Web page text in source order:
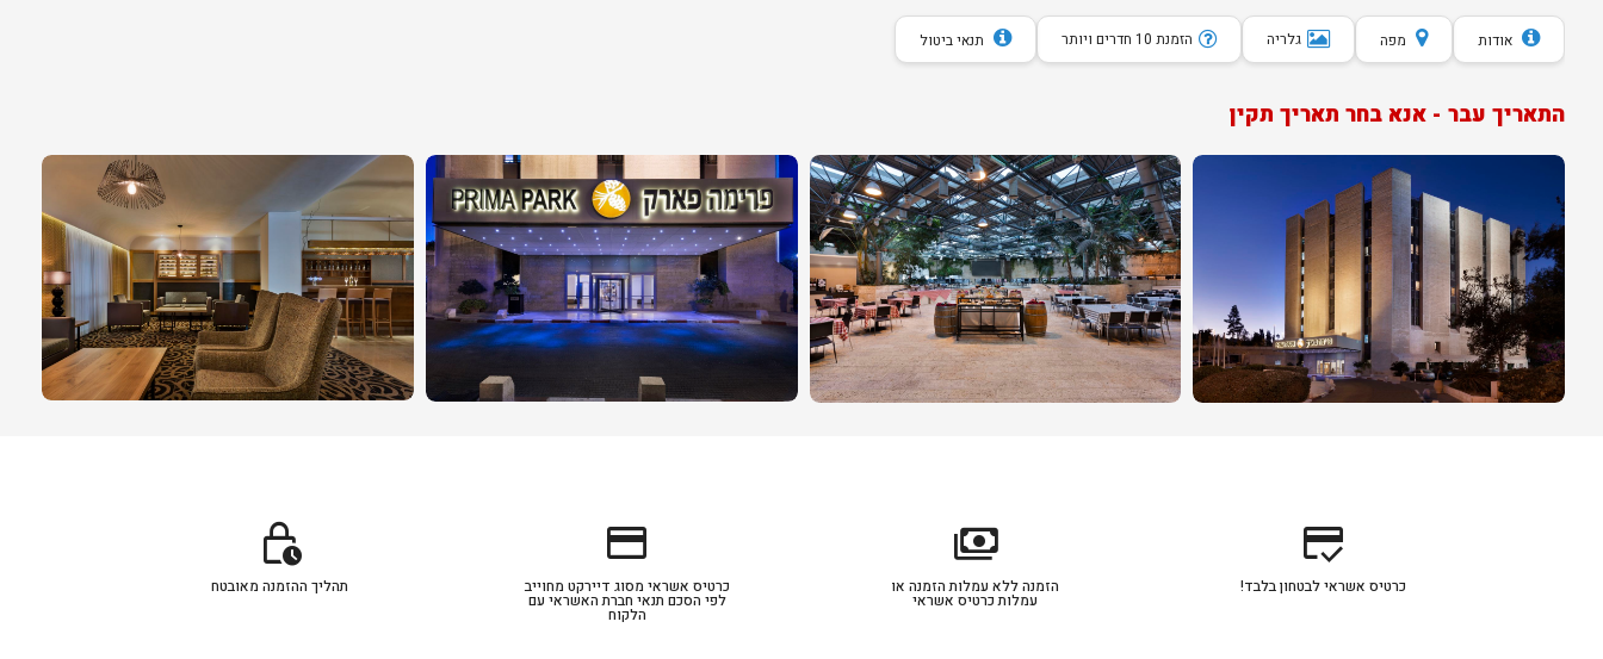
אודות מפה גלריה הזמנת 10 חדרים ויותר תנאי ביטול
התאריך עבר - אנא בחר תאריך תקין
credit_score
כרטיס אשראי לבטחון בלבד!
payments
הזמנה ללא עמלות הזמנה או
עמלות כרטיס אשראי
credit_card
כרטיס אשראי מסוג דיירקט מחוייב
לפי הסכם תנאי חברת האשראי עם
הלקוח
lock_clock
תהליך ההזמנה מאובטח